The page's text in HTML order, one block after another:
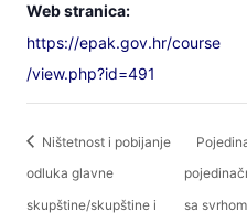
Web stranica:
https://epak.gov.hr/course
/view.php?id=491
Ništetnost i pobijanje
odluka glavne
skupštine/skupštine i
sa